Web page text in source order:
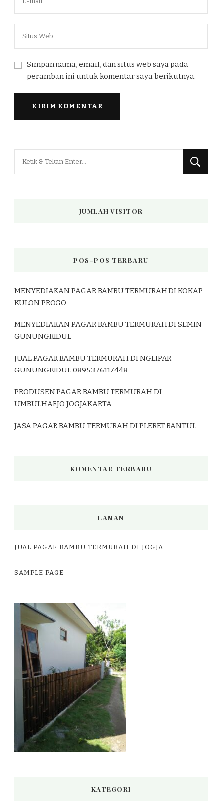
Simpan nama, email, dan situs web saya pada
peramban ini untuk komentar saya berikutnya.
JUMLAH VISITOR
POS-POS TERBARU
MENYEDIAKAN PAGAR BAMBU TERMURAH DI KOKAP
KULON PROGO
MENYEDIAKAN PAGAR BAMBU TERMURAH DI SEMIN
GUNUNGKIDUL
JUAL PAGAR BAMBU TERMURAH DI NGLIPAR
GUNUNGKIDUL 0895376117448
PRODUSEN PAGAR BAMBU TERMURAH DI
UMBULHARJO JOGJAKARTA
JASA PAGAR BAMBU TERMURAH DI PLERET BANTUL
KOMENTAR TERBARU
LAMAN
JUAL PAGAR BAMBU TERMURAH DI JOGJA
SAMPLE PAGE
KATEGORI